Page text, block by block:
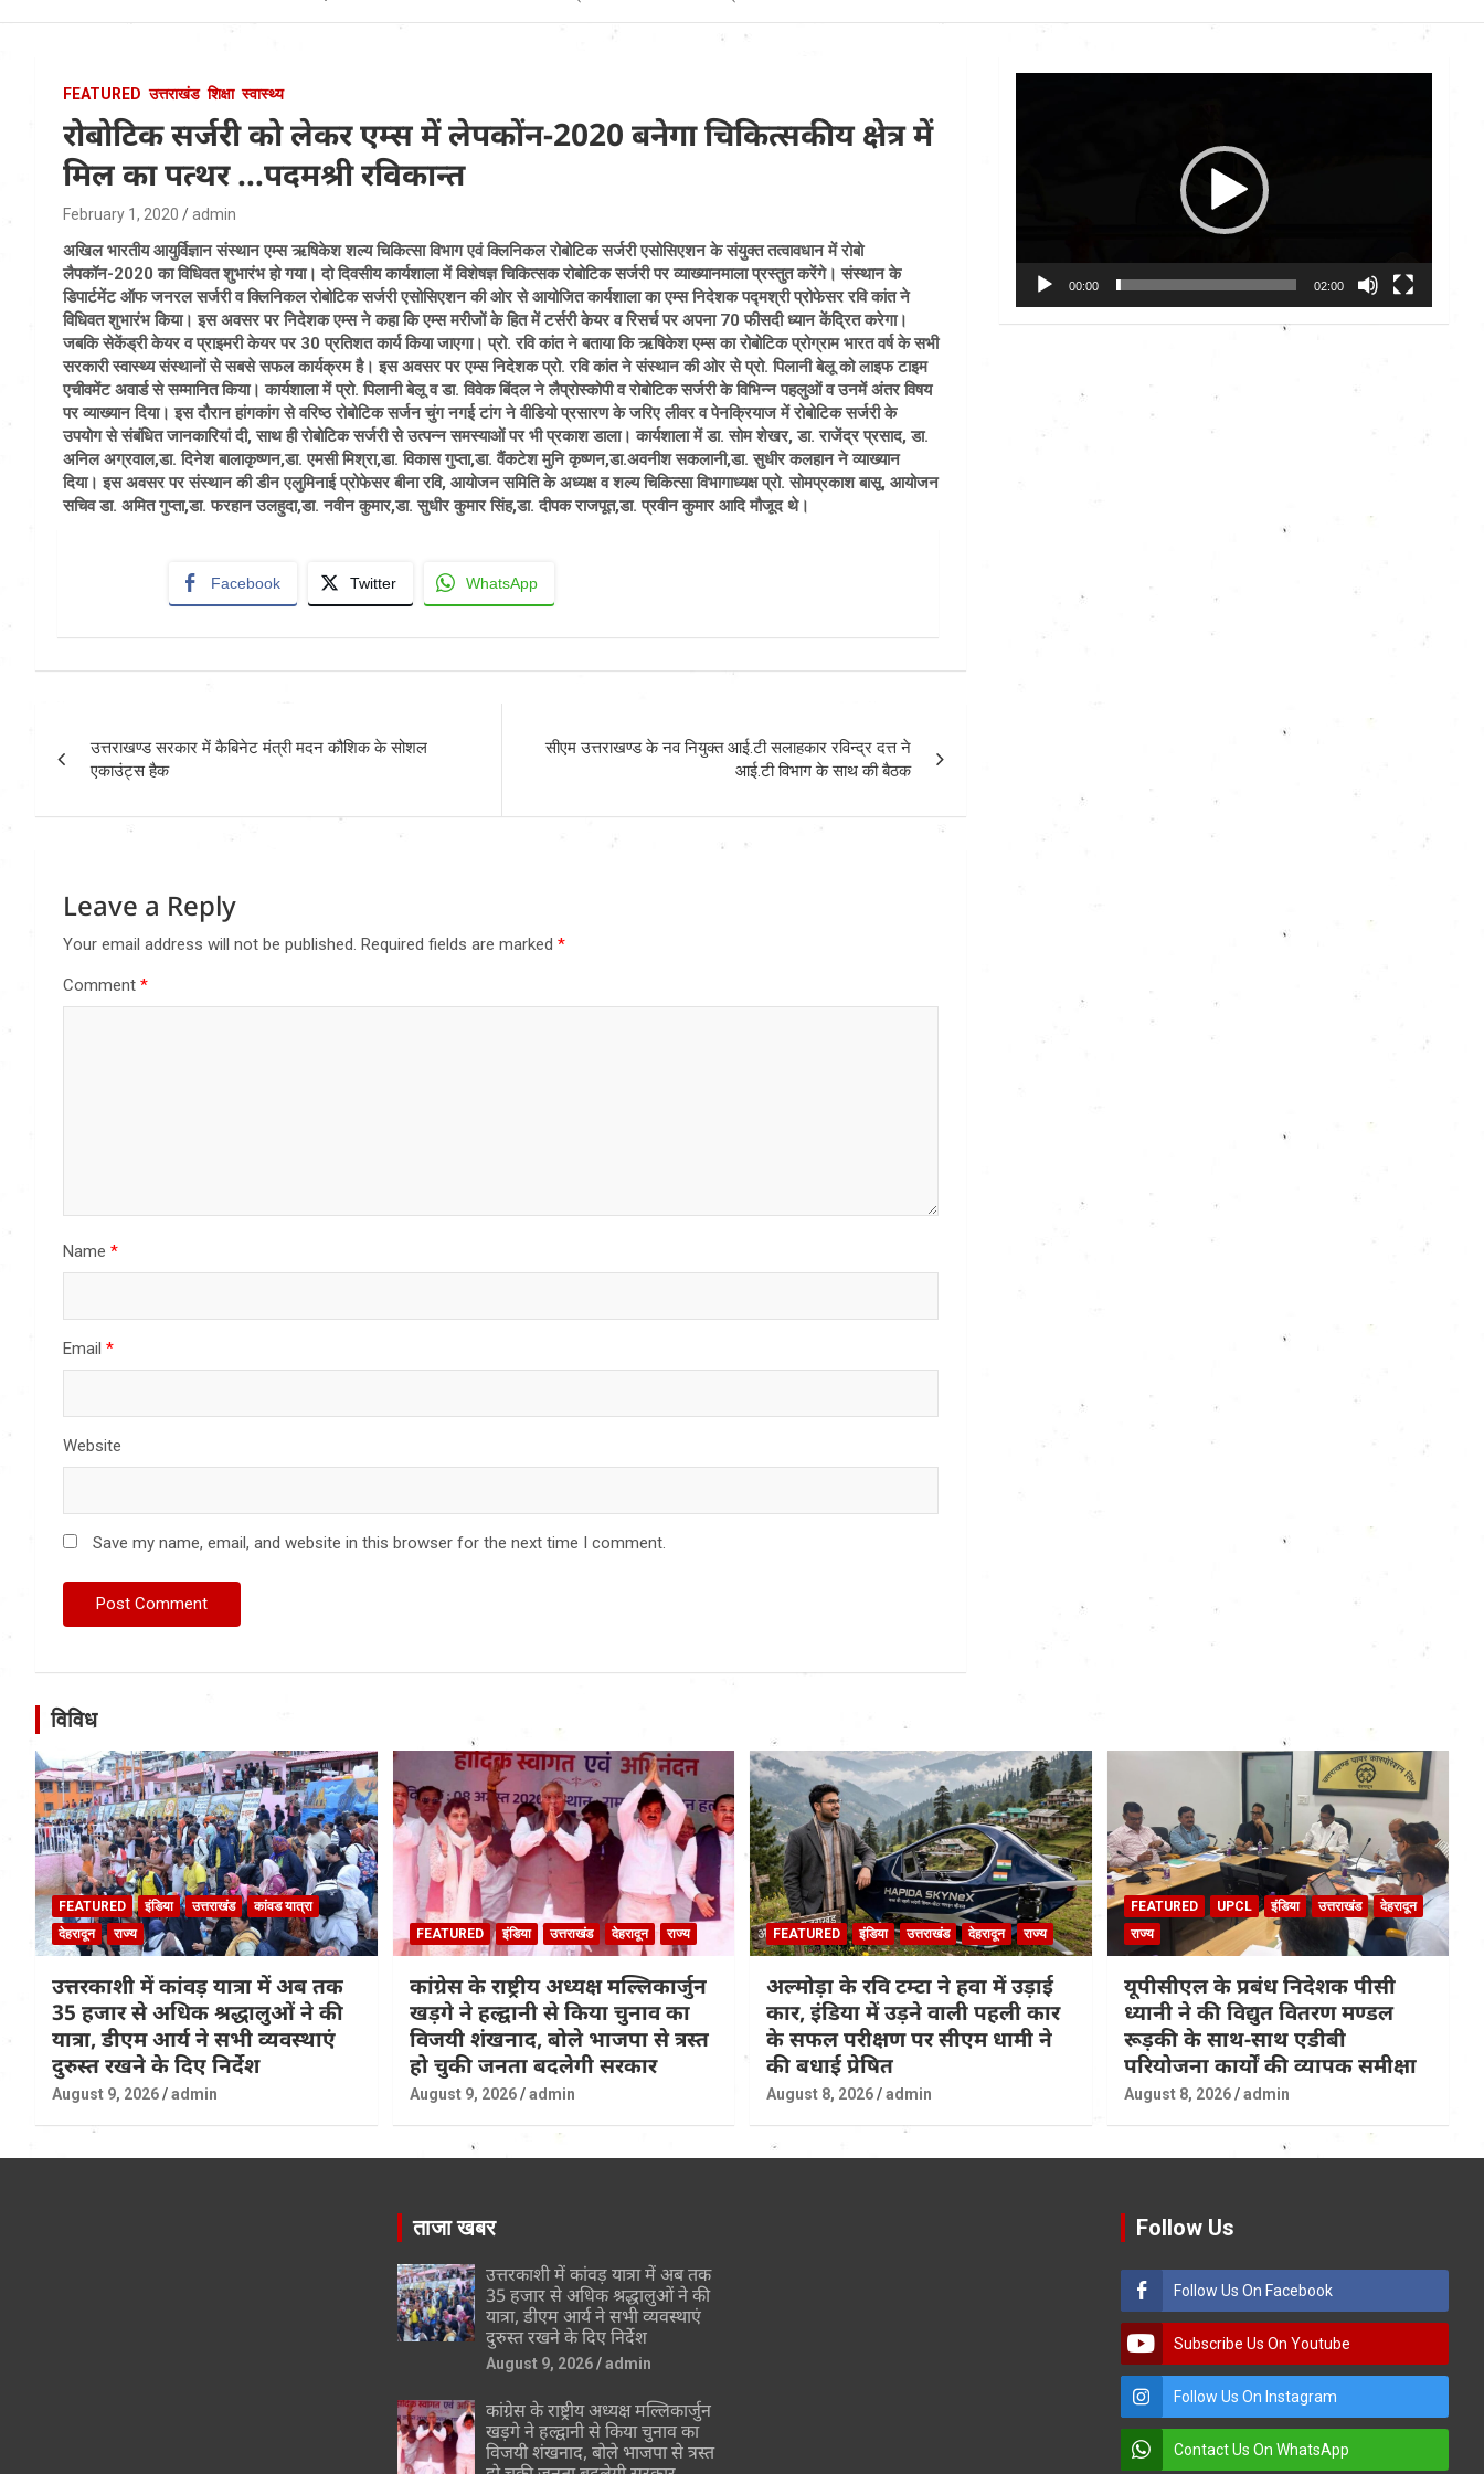
Uttarakhand News in
Hindi
FEATURED उत्तराखंड शिक्षा स्वास्थ्य
रोबोटिक सर्जरी को लेकर एम्स में लेपकोंन-2020 बनेगा चिकित्सकीय क्षेत्र में
मिल का पत्थर …पदमश्री रविकान्त
February 1, 2020 admin
अखिल भारतीय आयुर्विज्ञान संस्थान एम्स ऋषिकेश शल्य चिकित्सा विभाग एवं क्लिनिकल रोबोटिक सर्जरी एसोसिएशन के संयुक्त तत्वावधान में रोबो
लैपकॉन-2020 का विधिवत शुभारंभ हो गया। दो दिवसीय कार्यशाला में विशेषज्ञ चिकित्सक रोबोटिक सर्जरी पर व्याख्यानमाला प्रस्तुत करेंगे। संस्थान के
डिपार्टमेंट ऑफ जनरल सर्जरी व क्लिनिकल रोबोटिक सर्जरी एसोसिएशन की ओर से आयोजित कार्यशाला का एम्स निदेशक पद्मश्री प्रोफेसर रवि कांत ने
विधिवत शुभारंभ किया। इस अवसर पर निदेशक एम्स ने कहा कि एम्स मरीजों के हित में टर्सरी केयर व रिसर्च पर अपना 70 फीसदी ध्यान केंद्रित करेगा।
जबकि सेकेंड्री केयर व प्राइमरी केयर पर 30 प्रतिशत कार्य किया जाएगा। प्रो. रवि कांत ने बताया कि ऋषिकेश एम्स का रोबोटिक प्रोग्राम भारत वर्ष के सभी
सरकारी स्वास्थ्य संस्थानों से सबसे सफल कार्यक्रम है। इस अवसर पर एम्स निदेशक प्रो. रवि कांत ने संस्थान की ओर से प्रो. पिलानी बेलू को लाइफ टाइम
एचीवमेंट अवार्ड से सम्मानित किया। कार्यशाला में प्रो. पिलानी बेलू व डा. विवेक बिंदल ने लैप्रोस्कोपी व रोबोटिक सर्जरी के विभिन्न पहलुओं व उनमें अंतर विषय
पर व्याख्यान दिया। इस दौरान हांगकांग से वरिष्ठ रोबोटिक सर्जन चुंग नगई टांग ने वीडियो प्रसारण के जरिए लीवर व पेनक्रियाज में रोबोटिक सर्जरी के
उपयोग से संबंधित जानकारियां दी, साथ ही रोबोटिक सर्जरी से उत्पन्न समस्याओं पर भी प्रकाश डाला। कार्यशाला में डा. सोम शेखर, डा. राजेंद्र प्रसाद, डा.
अनिल अग्रवाल,डा. दिनेश बालाकृष्णन,डा. एमसी मिश्रा,डा. विकास गुप्ता,डा. वैंकटेश मुनि कृष्णन,डा.अवनीश सकलानी,डा. सुधीर कलहान ने व्याख्यान
दिया। इस अवसर पर संस्थान की डीन एलुमिनाई प्रोफेसर बीना रवि, आयोजन समिति के अध्यक्ष व शल्य चिकित्सा विभागाध्यक्ष प्रो. सोमप्रकाश बासू, आयोजन
सचिव डा. अमित गुप्ता,डा. फरहान उलहुदा,डा. नवीन कुमार,डा. सुधीर कुमार सिंह,डा. दीपक राजपूत,डा. प्रवीन कुमार आदि मौजूद थे।
Facebook Twitter WhatsApp
navigation
उत्तराखण्ड सरकार में कैबिनेट मंत्री मदन कौशिक के सोशल
एकाउंट्स हैक
सीएम उत्तराखण्ड के नव नियुक्त आई.टी सलाहकार रविन्द्र दत्त ने
आई.टी विभाग के साथ की बैठक
Leave a Reply
Your email address will not be published. Required fields are marked *
Comment *
Name *
Email *
Website
Save my name, email, and website in this browser for the next time I comment.
00:00 02:00
विविध
FEATURED इंडिया उत्तराखंड
कांवड यात्रा
देहरादून
राज्य
उत्तरकाशी में कांवड़ यात्रा में अब तक
35 हजार से अधिक श्रद्धालुओं ने की
यात्रा, डीएम आर्य ने सभी व्यवस्थाएं
दुरुस्त रखने के दिए निर्देश
August 9, 2026 admin
FEATURED इंडिया उत्तराखंड देहरादून राज्य
कांग्रेस के राष्ट्रीय अध्यक्ष मल्लिकार्जुन
खड़गे ने हल्द्वानी से किया चुनाव का
विजयी शंखनाद, बोले भाजपा से त्रस्त
हो चुकी जनता बदलेगी सरकार
August 9, 2026 admin
FEATURED इंडिया उत्तराखंड देहरादून राज्य
अल्मोड़ा के रवि टम्टा ने हवा में उड़ाई
कार, इंडिया में उड़ने वाली पहली कार
के सफल परीक्षण पर सीएम धामी ने
की बधाई प्रेषित
August 8, 2026 admin
FEATURED UPCL इंडिया उत्तराखंड
देहरादून
राज्य
यूपीसीएल के प्रबंध निदेशक पीसी
ध्यानी ने की विद्युत वितरण मण्डल
रूड़की के साथ-साथ एडीबी
परियोजना कार्यों की व्यापक समीक्षा
August 8, 2026 admin
ताजा खबर
उत्तरकाशी में कांवड़ यात्रा में अब तक
35 हजार से अधिक श्रद्धालुओं ने की
यात्रा, डीएम आर्य ने सभी व्यवस्थाएं
दुरुस्त रखने के दिए निर्देश
August 9, 2026 admin
कांग्रेस के राष्ट्रीय अध्यक्ष मल्लिकार्जुन
खड़गे ने हल्द्वानी से किया चुनाव का
विजयी शंखनाद, बोले भाजपा से त्रस्त
Follow Us
Follow Us On Facebook
Subscribe Us On Youtube
Follow Us On Instagram
Contact Us On WhatsApp